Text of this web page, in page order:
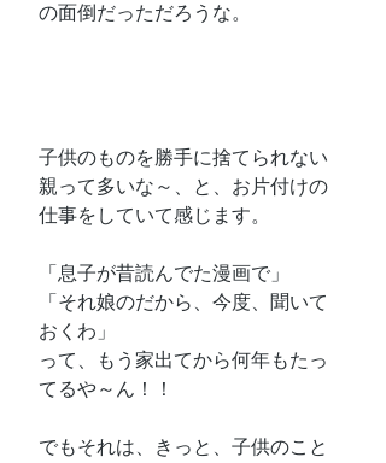
の面倒だっただろうな。
子供のものを勝手に捨てられない
親って多いな～、と、お片付けの
仕事をしていて感じます。
「息子が昔読んでた漫画で」
「それ娘のだから、今度、聞いて
おくわ」
って、もう家出てから何年もたっ
てるや～ん！！
でもそれは、きっと、子供のこと